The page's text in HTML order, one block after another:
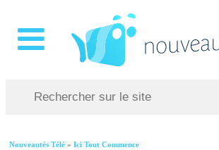
Nouveautés Télé »Ici Tout Commence